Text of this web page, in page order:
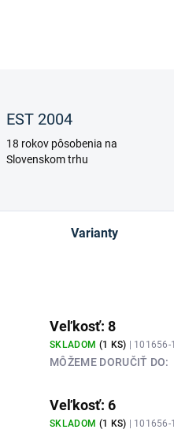
EST 2004
18 rokov pôsobenia na
Slovenskom trhu
Varianty
Veľkosť: 8
SKLADOM (1 KS) | 101656-
MÔŽEME DORUČIŤ DO:
Veľkosť: 6
SKLADOM (1 KS) | 101656-